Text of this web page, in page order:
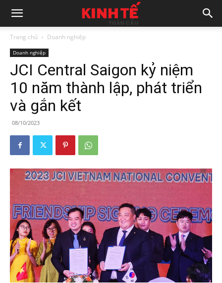
Trang chủ Doanh nghiệp
Doanh nghiệp
JCI Central Saigon kỷ niệm
10 năm thành lập, phát triển
và gắn kết
08/10/2023